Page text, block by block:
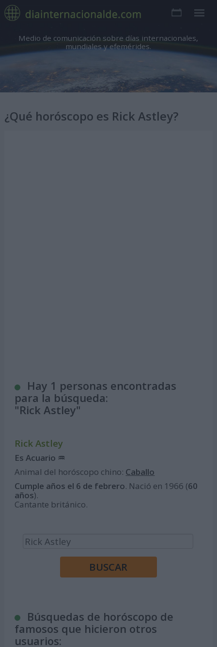
Medio de comunicación sobre días internacionales,
mundiales y efemérides.
¿Qué horóscopo es Rick Astley?
Hay 1 personas encontradas
para la búsqueda:
"Rick Astley"
Rick Astley
Es Acuario ♒
Animal del horóscopo chino: Caballo
Cumple años el 6 de febrero. Nació en 1966 (60
años).
Cantante británico.
Búsquedas de horóscopo de
famosos que hicieron otros
usuarios: